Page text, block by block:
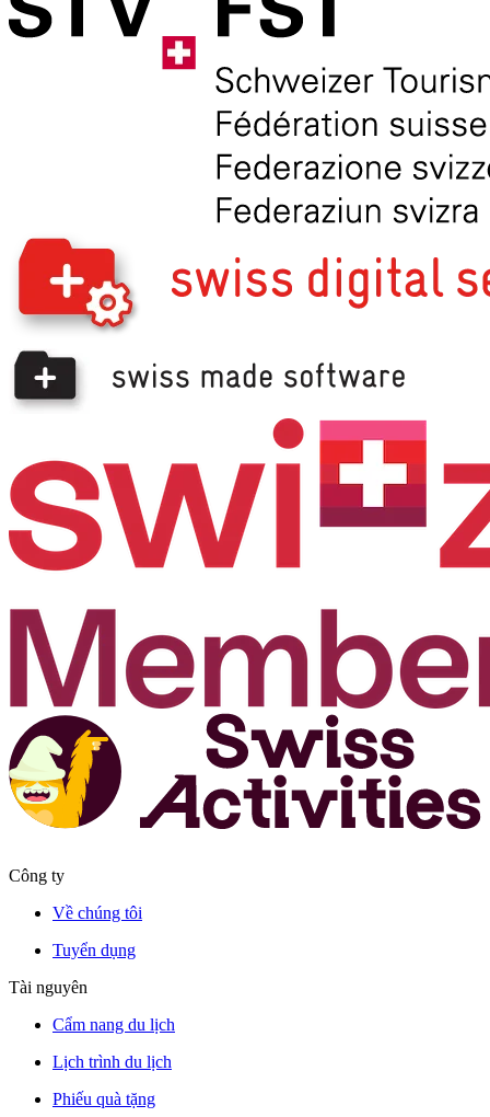
Công ty
Về chúng tôi
Tuyển dụng
Tài nguyên
Cẩm nang du lịch
Lịch trình du lịch
Phiếu quà tặng